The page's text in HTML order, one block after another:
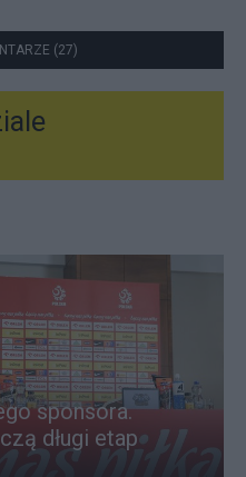
(27)
sponsora.
długi etap